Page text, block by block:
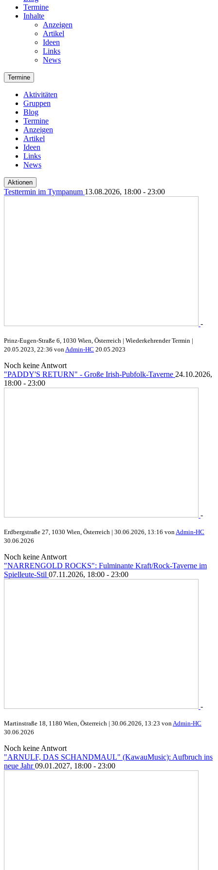
Termine
Inhalte
Anzeigen
Artikel
Ideen
Links
News
Termine
Aktivitäten
Gruppen
Blog
Termine
Anzeigen
Artikel
Ideen
Links
News
Aktionen
Testtermin im Tympanum 13.08.2026, 18:00 - 23:00
-
Prinz-Eugen-Straße 6, 1030 Wien, Österreich | Wiederkehrender Termin |
20.05.2023, 22:36 von Admin-HC 20.05.2023
Noch keine Antwort
"PADDY'S RETURN" - Große Irish-Pubfolk-Taverne 24.10.2026,
18:00 - 23:00
-
Erdbergstraße 27, 1030 Wien, Österreich | 30.06.2026, 13:16 von Admin-HC
30.06.2026
Noch keine Antwort
"NARRENGOLD ROCKS": Fulminante Kraft/Rock-Taverne im
Spielleute-Stil 07.11.2026, 18:00 - 23:00
-
Martinstraße 18, 1180 Wien, Österreich | 30.06.2026, 13:23 von Admin-HC
30.06.2026
Noch keine Antwort
"ARNULF, DAS SCHANDMAUL" (KawauMusic): Aufbruch ins
neue Jahr09.01.2027, 18:00 - 23:00